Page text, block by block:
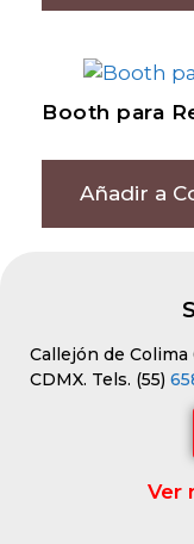
Booth para
Añadir a
Callejón de Colima
CDMX. Tels. (55)
Ver